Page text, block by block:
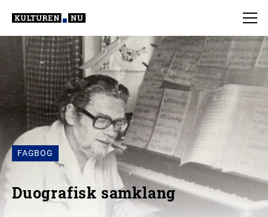
FAGBOG
Duografisk samklang